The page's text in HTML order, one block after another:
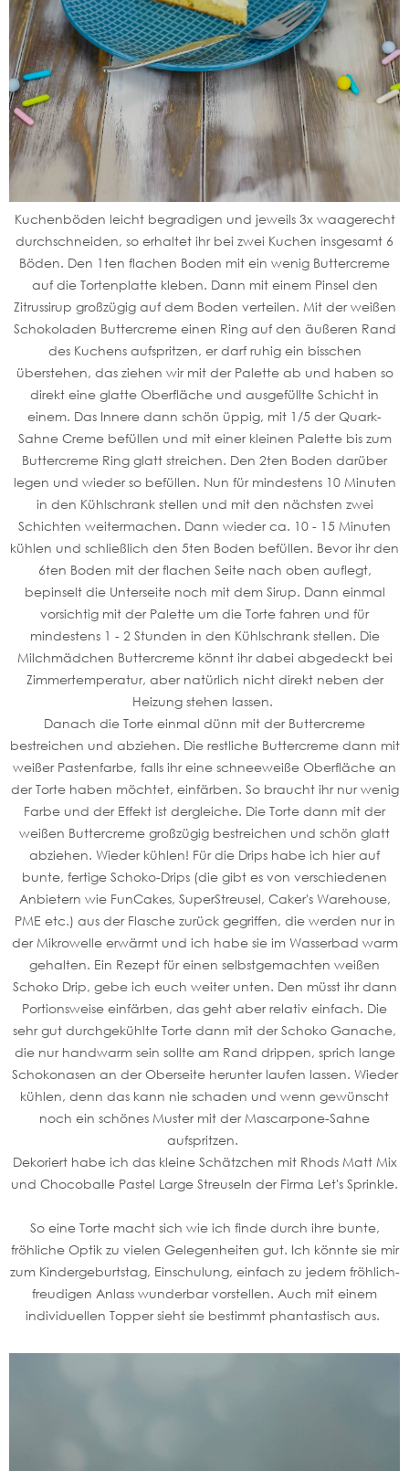
Kuchenböden leicht begradigen und jeweils 3x waagerecht
durchschneiden, so erhaltet ihr bei zwei Kuchen insgesamt 6
Böden. Den 1ten flachen Boden mit ein wenig Buttercreme
auf die Tortenplatte kleben. Dann mit einem Pinsel den
Zitrussirup großzügig auf dem Boden verteilen. Mit der weißen
Schokoladen Buttercreme einen Ring auf den äußeren Rand
des Kuchens aufspritzen, er darf ruhig ein bisschen
überstehen, das ziehen wir mit der Palette ab und haben so
direkt eine glatte Oberfläche und ausgefüllte Schicht in
einem. Das Innere dann schön üppig, mit 1/5 der Quark-
Sahne Creme befüllen und mit einer kleinen Palette bis zum
Buttercreme Ring glatt streichen. Den 2ten Boden darüber
legen und wieder so befüllen. Nun für mindestens 10 Minuten
in den Kühlschrank stellen und mit den nächsten zwei
Schichten weitermachen. Dann wieder ca. 10 - 15 Minuten
kühlen und schließlich den 5ten Boden befüllen. Bevor ihr den
6ten Boden mit der flachen Seite nach oben auflegt,
bepinselt die Unterseite noch mit dem Sirup. Dann einmal
vorsichtig mit der Palette um die Torte fahren und für
mindestens 1 - 2 Stunden in den Kühlschrank stellen. Die
Milchmädchen Buttercreme könnt ihr dabei abgedeckt bei
Zimmertemperatur, aber natürlich nicht direkt neben der
Heizung stehen lassen.
Danach die Torte einmal dünn mit der Buttercreme
bestreichen und abziehen. Die restliche Buttercreme dann mit
weißer Pastenfarbe, falls ihr eine schneeweiße Oberfläche an
der Torte haben möchtet, einfärben. So braucht ihr nur wenig
Farbe und der Effekt ist dergleiche. Die Torte dann mit der
weißen Buttercreme großzügig bestreichen und schön glatt
abziehen. Wieder kühlen! Für die Drips habe ich hier auf
bunte, fertige Schoko-Drips (die gibt es von verschiedenen
Anbietern wie FunCakes, SuperStreusel, Caker's Warehouse,
PME etc.) aus der Flasche zurück gegriffen, die werden nur in
der Mikrowelle erwärmt und ich habe sie im Wasserbad warm
gehalten. Ein Rezept für einen selbstgemachten weißen
Schoko Drip, gebe ich euch weiter unten. Den müsst ihr dann
Portionsweise einfärben, das geht aber relativ einfach. Die
sehr gut durchgekühlte Torte dann mit der Schoko Ganache,
die nur handwarm sein sollte am Rand drippen, sprich lange
Schokonasen an der Oberseite herunter laufen lassen. Wieder
kühlen, denn das kann nie schaden und wenn gewünscht
noch ein schönes Muster mit der Mascarpone-Sahne
aufspritzen.
Dekoriert habe ich das kleine Schätzchen mit Rhods Matt Mix
und Chocoballe Pastel Large Streuseln der Firma Let's Sprinkle.
So eine Torte macht sich wie ich finde durch ihre bunte,
fröhliche Optik zu vielen Gelegenheiten gut. Ich könnte sie mir
zum Kindergeburtstag, Einschulung, einfach zu jedem fröhlich-
freudigen Anlass wunderbar vorstellen. Auch mit einem
individuellen Topper sieht sie bestimmt phantastisch aus.